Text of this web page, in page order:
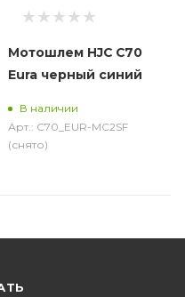
Мотошлем HJC C70
Eura черный синий
В наличии
Арт.: C70_EUR-MC2SF
(снято)